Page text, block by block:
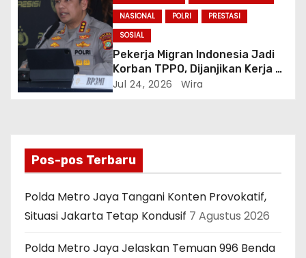
NASIONAL
POLRI
PRESTASI
SOSIAL
Pekerja Migran Indonesia Jadi
Korban TPPO, Dijanjikan Kerja di
Turki Berujung ke Libya
Jul 24, 2026 Wira
Pos-pos Terbaru
Polda Metro Jaya Tangani Konten Provokatif,
Situasi Jakarta Tetap Kondusif 7 Agustus 2026
Polda Metro Jaya Jelaskan Temuan 996 Benda